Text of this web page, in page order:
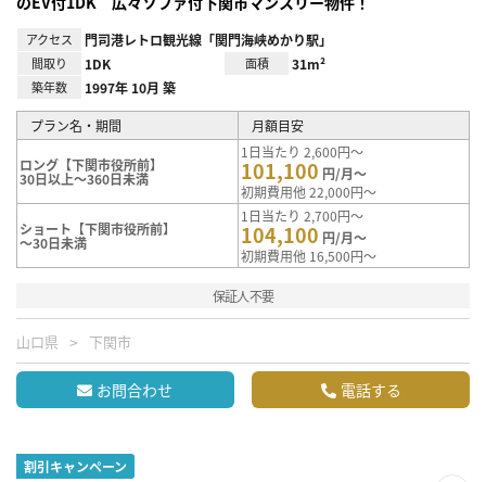
アクセス 門司港レトロ観光線「関門海峡めかり駅」
間取り 1DK 面積 31m²
築年数 1997年 10月 築
プラン名・期間 月額目安
ロング【下関市役所前】
30日以上～360日未満
1日当たり 2,600円～
101,100 円/月～
初期費用他 22,000円～
ショート【下関市役所前】
～30日未満
1日当たり 2,700円～
104,100 円/月～
初期費用他 16,500円～
保証人不要
山口県 下関市
お問合わせ 電話する
割引キャンペーン